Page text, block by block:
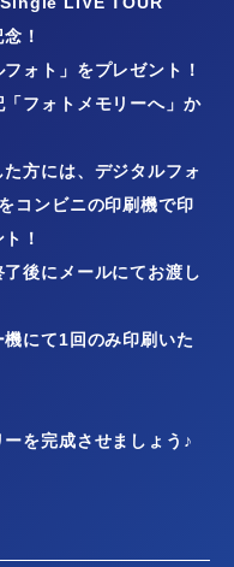
！
ォト」をプレゼント！
フォトメモリーへ」か
方には、デジタルフォ
コンビニの印刷機で印
！
後にメールにてお渡し
にて1回のみ印刷いた
を完成させましょう♪